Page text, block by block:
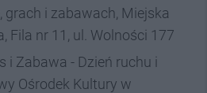
grach i zabawach, Miejska
Fila nr 11, ul. Wolności 177
i Zabawa - Dzień ruchu i
Ośrodek Kultury w